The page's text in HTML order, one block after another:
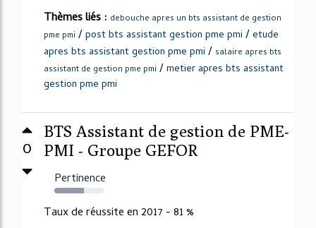
Thèmes liés : debouche apres un bts assistant de gestion
pme pmi /post bts assistant gestion pme pmi /etude
apres bts assistant gestion pme pmi / salaire apres bts
assistant de gestion pme pmi /metier apres bts assistant
gestion pme pmi
0
BTS Assistant de gestion de PME-
PMI - Groupe GEFOR
Pertinence
60%
Taux de réussite en 2017 - 81 %